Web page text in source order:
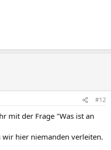
#12
mit der Frage "Was ist an
hier niemanden verleiten.